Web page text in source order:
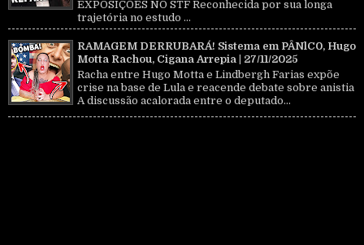
EXPOSIÇÕES NO STF Reconhecida por sua longa
trajetória no estudo ...
RAMAGEM DERRUBARÁ! Sistema em PÂNlC0, Hugo
Motta Rachou, Cigana Arrepia | 27/11/2025
Racha entre Hugo Motta e Lindbergh Farias expõe
crise na base de Lula e reacende debate sobre anistia
A discussão acalorada entre o deputado...